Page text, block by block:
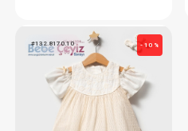
Elbise...Nostalgia
FIYATLARI GÖRMEK IÇIN ÜYE
OLUNUZ